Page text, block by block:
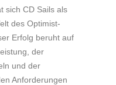
sich CD Sails als
des Optimist-
Erfolg beruht auf
der
und der
Anforderungen